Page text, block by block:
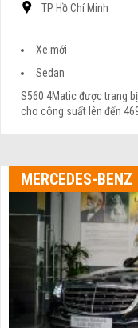
TP Hồ Chí Minh
Xe mới
Sedan
S560 4Matic được trang
cho công suất lên đến
MERCEDES-BENZ